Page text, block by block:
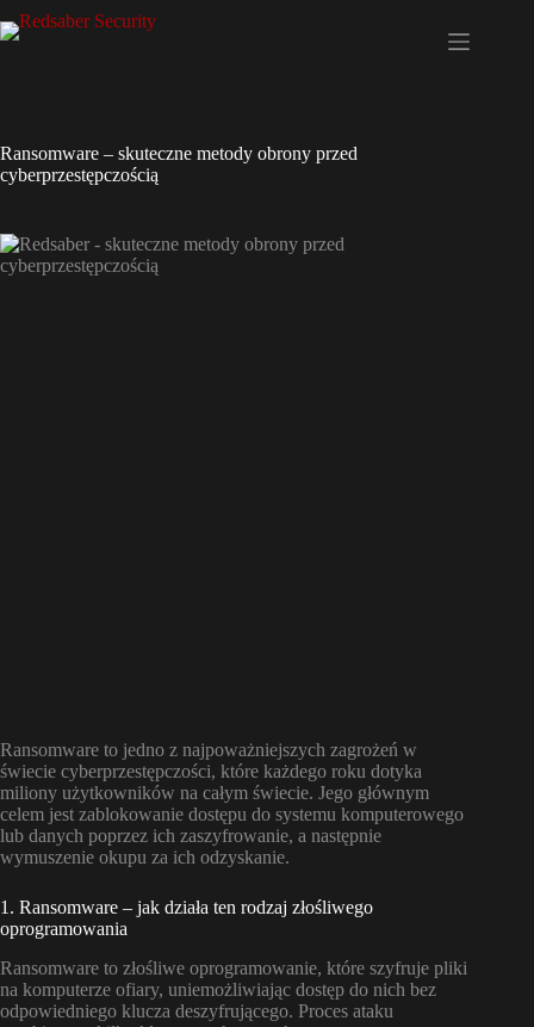
do
Ransomware – skuteczne metody obrony przed
cyberprzestępczością
Ransomware to jedno z najpoważniejszych zagrożeń w
świecie cyberprzestępczości, które każdego roku dotyka
miliony użytkowników na całym świecie. Jego głównym
celem jest zablokowanie dostępu do systemu komputerowego
lub danych poprzez ich zaszyfrowanie, a następnie
wymuszenie okupu za ich odzyskanie.
1. Ransomware – jak działa ten rodzaj złośliwego
oprogramowania
Ransomware to złośliwe oprogramowanie, które szyfruje pliki
na komputerze ofiary, uniemożliwiając dostęp do nich bez
odpowiedniego klucza deszyfrującego. Proces ataku